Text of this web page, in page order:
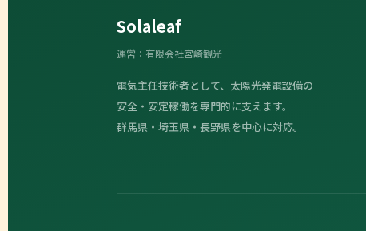
Solaleaf
運営：有限会社宮崎観光
電気主任技術者として、太陽光発電設備の
安全・安定稼働を専門的に支えます。
群馬県・埼玉県・長野県を中心に対応。